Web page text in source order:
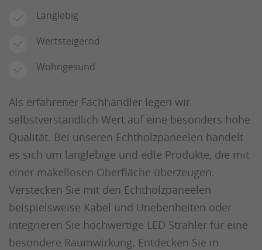
Langlebig
Wertsteigernd
Wohngesund
Als erfahrener Fachhändler legen wir
selbstverständlich Wert auf eine besonders hohe
Qualität. Bei unseren Echtholzpaneelen handelt
es sich um langlebige und edle Produkte, die mit
einer makellosen Oberfläche überzeugen.
Verstecken Sie mit den Echtholzpaneelen
beispielsweise Kabel und Unebenheiten oder
integrieren Sie hochwertige LED Strahler für eine
besondere Raumwirkung. Entdecken Sie in